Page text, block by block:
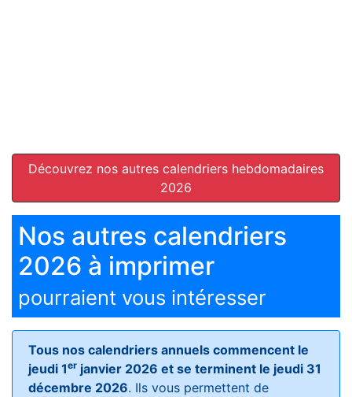
Découvrez nos autres calendriers hebdomadaires
2026
Nos autres calendriers
2026 à imprimer
pourraient vous intéresser
Tous nos calendriers annuels commencent le
jeudi 1er janvier 2026 et se terminent le jeudi 31
décembre 2026. Ils vous permettent de